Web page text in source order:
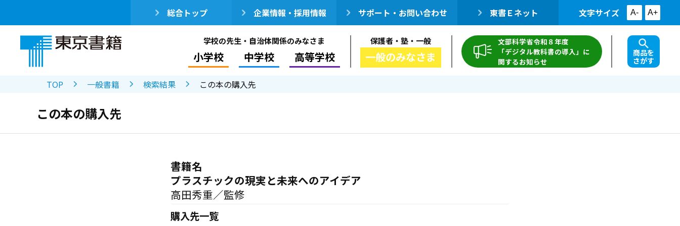
総合トップ 企業情報・採用情報 サポート・お問い合わせ 東書Ｅネット 文字サイズ A- A+
学校の先生・自治体関係のみなさま
小学校 中学校 高等学校
保護者・塾・一般
一般のみなさま
文部科学省令和８年度
「デジタル教科書の導入」に
関するお知らせ
商品を
さがす
TOP 一般書籍 検索結果 この本の購入先
この本の購入先
書籍名
プラスチックの現実と未来へのアイデア
高田秀重／監修
購入先一覧